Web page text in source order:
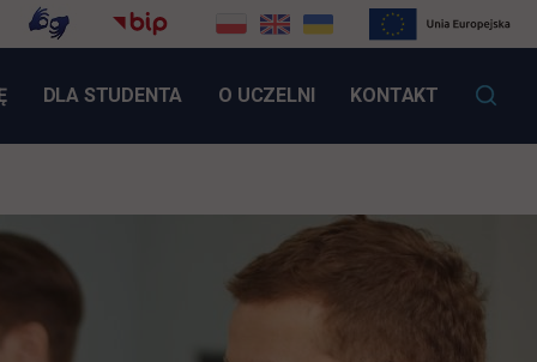
LINK OTWIERA SIĘ W NOWEJ KARCIE
DLA STUDENTA O UCZELNI KONTAKT